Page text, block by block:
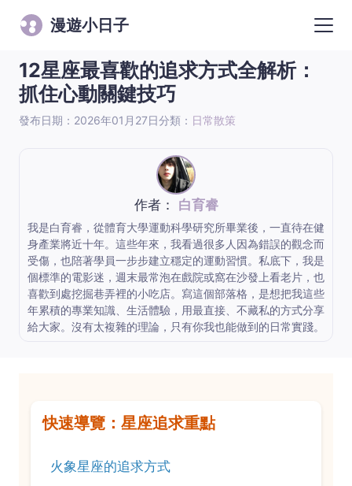
漫遊小日子
12星座最喜歡的追求方式全解析：
抓住心動關鍵技巧
發布日期：2026年01月27日分類： 日常散策
作者： 白育睿
我是白育睿，從體育大學運動科學研究所畢業後，一直待在健
身產業將近十年。這些年來，我看過很多人因為錯誤的觀念而
受傷，也陪著學員一步步建立穩定的運動習慣。私底下，我是
個標準的電影迷，週末最常泡在戲院或窩在沙發上看老片，也
喜歡到處挖掘巷弄裡的小吃店。寫這個部落格，是想把我這些
年累積的專業知識、生活體驗，用最直接、不藏私的方式分享
給大家。沒有太複雜的理論，只有你我也能做到的日常實踐。
快速導覽：星座追求重點
火象星座的追求方式